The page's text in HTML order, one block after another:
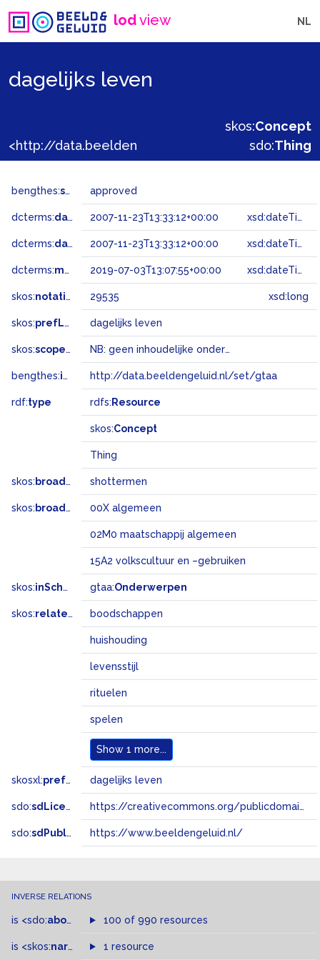
lodview NL
dagelijks leven
skos:Concept
sdo:Thing
bengthes:status approved
dcterms:dateAccepted 2007-11-23T13:33:12+00:00 xsd:dateTime
dcterms:dateSubmitted 2007-11-23T13:33:12+00:00 xsd:dateTime
dcterms:modified 2019-07-03T13:07:55+00:00 xsd:dateTime
skos:notation 29535 xsd:long
skos:prefLabel dagelijks leven
skos:scopeNote NB: geen inhoudelijke onderwerpsterm
bengthes:inSet http://data.beeldengeluid.nl/set/gtaa
rdf:type rdfs: Resource
skos:Concept
Thing
skos: broader shottermen
skos: broadMatch 00X algemeen
02M0 maatschappij algemeen
15A2 volkscultuur en –gebruiken
skos:inScheme gtaa:Onderwerpen
skos:related boodschappen
huishouding
levensstijl
rituelen
spelen
Show 1 more...
skosxl:prefLabel dagelijks leven
sdo:sdLicense https://creativecommons.org/publicdomain/zero/1.0/
sdo:sdPublisher https://www.beeldengeluid.nl/
INVERSE RELATIONS
is <sdo:about of 100 of 990 resources
is <skos:narrower >of
1 resource